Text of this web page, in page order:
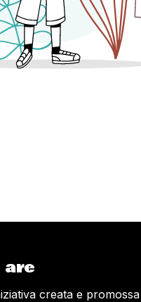
are
creata e